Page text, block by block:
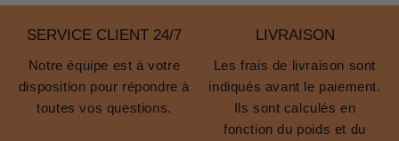
SERVICE CLIENT 24/7
Notre équipe est à votre
disposition pour répondre à
toutes vos questions.
LIVRAISON
Les frais de livraison sont
indiqués avant le paiement.
Ils sont calculés en
fonction du poids et du